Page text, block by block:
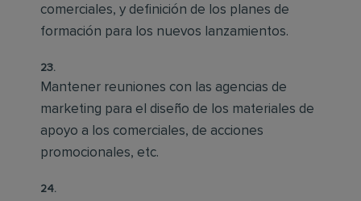
comerciales, y definición de los planes de
formación para los nuevos lanzamientos.
Mantener reuniones con las agencias de
marketing para el diseño de los materiales de
apoyo a los comerciales, de acciones
promocionales, etc.